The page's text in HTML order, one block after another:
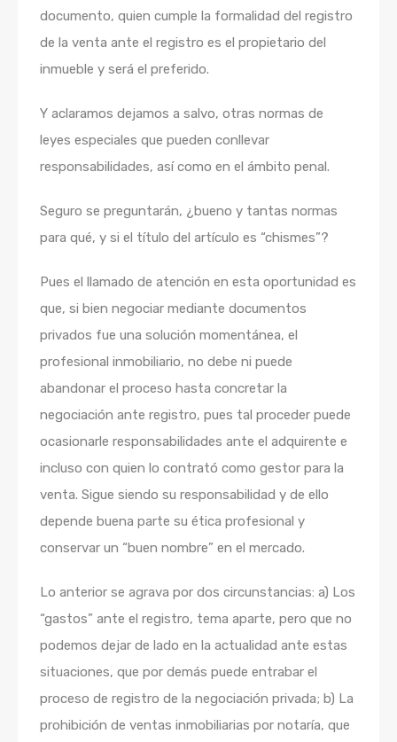
documento, quien cumple la formalidad del registro
de la venta ante el registro es el propietario del
inmueble y será el preferido.
Y aclaramos dejamos a salvo, otras normas de
leyes especiales que pueden conllevar
responsabilidades, así como en el ámbito penal.
Seguro se preguntarán, ¿bueno y tantas normas
para qué, y si el título del artículo es “chismes”?
Pues el llamado de atención en esta oportunidad es
que, si bien negociar mediante documentos
privados fue una solución momentánea, el
profesional inmobiliario, no debe ni puede
abandonar el proceso hasta concretar la
negociación ante registro, pues tal proceder puede
ocasionarle responsabilidades ante el adquirente e
incluso con quien lo contrató como gestor para la
venta. Sigue siendo su responsabilidad y de ello
depende buena parte su ética profesional y
conservar un “buen nombre” en el mercado.
Lo anterior se agrava por dos circunstancias: a) Los
“gastos” ante el registro, tema aparte, pero que no
podemos dejar de lado en la actualidad ante estas
situaciones, que por demás puede entrabar el
proceso de registro de la negociación privada; b) La
prohibición de ventas inmobiliarias por notaría, que